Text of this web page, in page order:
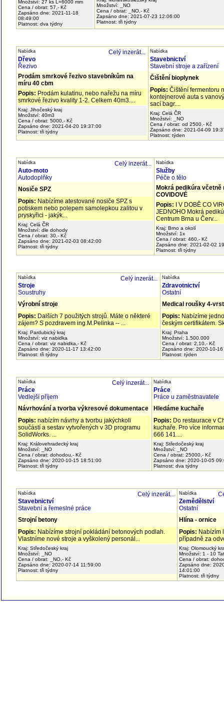
Množství: 27 ks L=6000 mm
Cena / obrat: 57,- Kč
Zapsáno dne: 2021-11-18
08:49:00
Platnost: dva týdny
Množství: _NO
Cena / obrat: _NO,- Kč
Zapsáno dne: 2021-07-23 12:06:00
Platnost: tři týdny
Nabídka
Celý inzerát...
Dřevo
Řezivo
Prodám smrkové řezivo stavebníkům na
míru 40 cbm
Popis: Prodám kulatinu, nebo nařežu na míru
smrkové řezivo kvality 1-2. Celkem 40m3....
Kraj: Jihočeský kraj
Množství: 40m3
Cena / obrat: 5000,- Kč
Zapsáno dne: 2021-04-20 19:37:00
Platnost: tři týdny
Nabídka
Stavebnictví
Stavební stroje a zařízení
Čištění bioplynek
Popis: Čištění fermentoru
kontejnerové auta s
sací bagr....
Kraj: Celá ČR
Množství: _NO
Cena / obrat: od 2500,- Kč
Zapsáno dne: 2021-04-09
Platnost: týden
Nabídka
Celý inzerát...
Auto-moto
Autodoplňky
Nosiče SPZ
Popis: Nabízíme atestované nosiče SPZ s
potiskem nebo polepem samolepkou zalitou v
pryskyřici - jakýk...
Kraj: Celá ČR
Množství: dle dohody
Cena / obrat: 30,- Kč
Zapsáno dne: 2021-02-03 08:42:00
Platnost: tři týdny
Nabídka
Služby
Péče o tělo
Mokrá pedikúra včetně
COVIDOVÉ
Popis:
I V DOBĚ CO
JEDNOHO Mokrá
Centrum Brna u Červ...
Kraj: Brno a okolí
Množství: 1x
Cena / obrat: 460,- Kč
Zapsáno dne: 2021-02-02
Platnost: tři týdny
Nabídka
Celý inzerát...
Stroje
Soustruhy
Výrobní stroje
Popis: Dalších 7 použitých strojů. Máte o některé
zájem? S pozdravem ing.M.Pelinka -- ...
Kraj: Pardubický kraj
Množství: viz nabidka
Cena / obrat: viz nabidka,- Kč
Zapsáno dne: 2020-11-17 13:42:00
Platnost: tři týdny
Nabídka
Zdravotnictví
Ostatní
Medical roušky 4-
Popis: Nabízíme
českým certifikátem.
Kraj: Praha
Množství: 1.500.000
Cena / obrat: 2,10,- Kč
Zapsáno dne: 2020-10-
Platnost: týden
Nabídka
Celý inzerát...
Práce
Vedlejší příjem
Návrhování a tvorba výkresové dokumentace
Popis: nabízím návrhy a tvorbu jakýchkoli
součástí a sestav vytvořených v 3D programu
SolidWorks. ...
Kraj: Královehradecký kraj
Množství: _NO
Cena / obrat: dohodou,- Kč
Zapsáno dne: 2020-10-15 18:51:00
Platnost: tři týdny
Nabídka
Práce
Práce u zaměstnavatele
Hledáme kuchaře
Popis: Do restaurace v
kuchaře. Pro více
666 141....
Kraj: Středočeský kraj
Množství: _NO
Cena / obrat: 25000,- Kč
Zapsáno dne: 2020-10-05
Platnost: dva týdny
Nabídka
Celý inzerát...
Stavebnictví
Stavební a řemeslné práce
Strojní betony
Popis: Nabízíme strojní pokládání betonových podlah.
Vlastníme nové stroje a vyškolený personál...
Kraj: Středočeský kraj
Množství: _NO
Cena / obrat: _NO,- Kč
Zapsáno dne: 2020-07-14 11:59:00
Platnost: tři týdny
Nabídka
Zemědělství
Ostatní
Hlína - ornice
Popis: Nabízím
případně za
Kraj: Olomoucký
Množství: 1 - 10
Cena / obrat:
Zapsáno dne:
14:01:00
Platnost: tři týdny